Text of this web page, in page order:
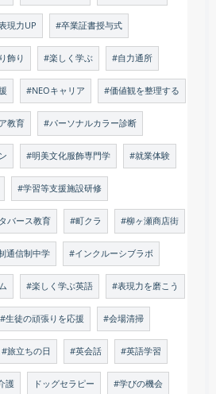
現力UP #卒業証書授与式
飾り #楽しく学ぶ #自力通所
#NEOキャリア #価値観を整理する
教育 #パーソナルカラー診断
#明美文化服飾専門学 #就業体験
#学習等支援施設研修
バース教育 #町クラ #柳ヶ瀬商店街
通信制中学 #インクルーシブラボ
#楽しく学ぶ英語 #表現力を磨こう
#生徒の頑張りを応援 #会場清掃
#旅立ちの日 #英会話 #英語学習
護 ドッグセラピー #学びの機会